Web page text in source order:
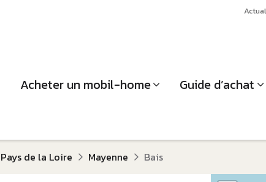
Acheter un mobil-home Guide d’achat
Pays de la Loire Mayenne Bais